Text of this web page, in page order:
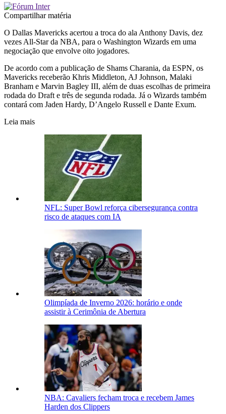
Compartilhar matéria
O Dallas Mavericks acertou a troca do ala Anthony Davis, dez
vezes All-Star da NBA, para o Washington Wizards em uma
negociação que envolve oito jogadores.
De acordo com a publicação de Shams Charania, da ESPN, os
Mavericks receberão Khris Middleton, AJ Johnson, Malaki
Branham e Marvin Bagley III, além de duas escolhas de primeira
rodada do Draft e três de segunda rodada. Já o Wizards também
contará com Jaden Hardy, D’Angelo Russell e Dante Exum.
Leia mais
NFL: Super Bowl reforça cibersegurança contra
risco de ataques com IA
Olimpíada de Inverno 2026: horário e onde
assistir à Cerimônia de Abertura
NBA: Cavaliers fecham troca e recebem James
Harden dos Clippers